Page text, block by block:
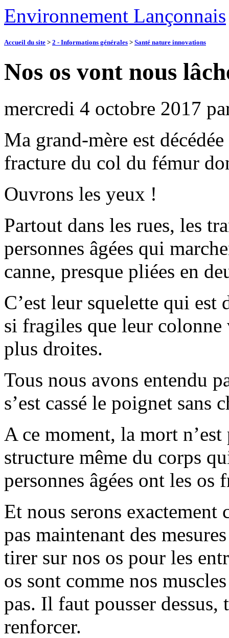
Environnement Lançonnais
Accueil du site > 2 - Informations générales > Santé nature innovations
Nos os vont nous
mercredi 4 octobre 2017
Ma grand-mère est
fracture du col du fémur
Ouvrons les yeux !
Partout dans les rues, les
personnes âgées qui
canne, presque pliées en
C’est leur squelette qui
si fragiles que leur colonne
plus droites.
Tous nous avons entendu
s’est cassé le poignet sans
A ce moment, la mort
structure même du corps
personnes âgées ont les os
Et nous serons exactement
pas maintenant des
tirer sur nos os pour les
os sont comme nos
pas. Il faut pousser
renforcer.